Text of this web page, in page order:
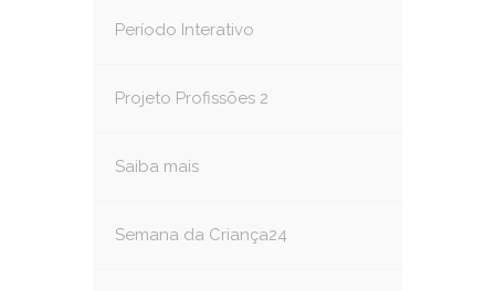
Período Interativo
Projeto Profissões 2
Saiba mais
Semana da Criança24